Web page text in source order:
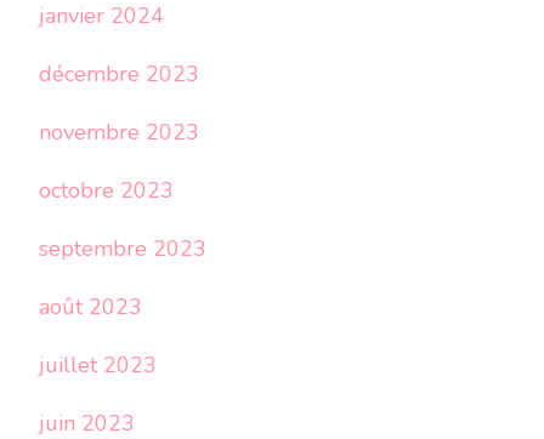
janvier 2024
décembre 2023
novembre 2023
octobre 2023
septembre 2023
août 2023
juillet 2023
juin 2023